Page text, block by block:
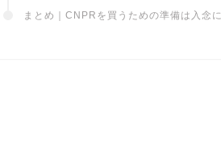
まとめ｜CNPRを買うための準備は入念に